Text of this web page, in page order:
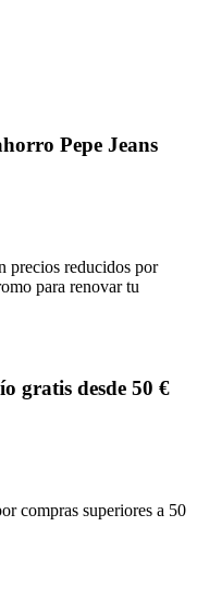
Pepe Jeans
precios reducidos por
para renovar tu
gratis desde 50 €
compras superiores a 50